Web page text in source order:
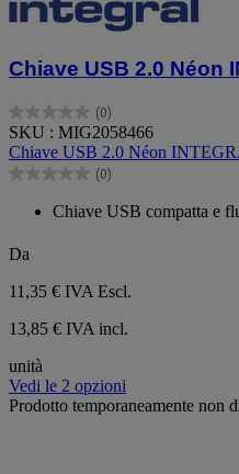
Chiave USB 2.0 Néon
(0)
0.0
su
5
stelle.
SKU : MIG2058466
Chiave USB 2.0 Néon
(0)
0.0
Chiave USB compatta e
Da
11,35 € IVA Escl.
13,85 € IVA incl.
unità
Vedi le 2 opzioni
Prodotto temporaneamente non